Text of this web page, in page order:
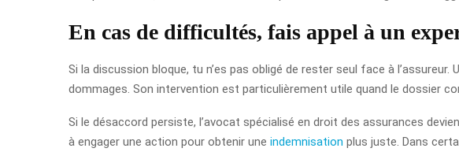
En cas de difficultés, fais appel à un
Si la discussion bloque, tu n’es pas obligé de rester seul face à
dommages. Son intervention est particulièrement utile quand le dossier
Si le désaccord persiste, l’avocat spécialisé en droit des assurances
à engager une action pour obtenir une indemnisation plus juste. Dans